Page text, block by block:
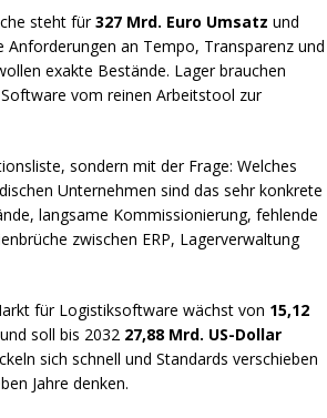
steht für327 Mrd. Euro Umsatz und
Anforderungen an Tempo, Transparenz und
exakte Bestände. Lager brauchen
vom reinen Arbeitstool zur
sondern mit der Frage: Welches
Unternehmen sind das sehr konkrete
langsame Kommissionierung, fehlende
zwischen ERP, Lagerverwaltung
für Logistiksoftware wächst von 15,12
und soll bis 2032 27,88 Mrd. US-Dollar
sich schnell und Standards verschieben
Jahre denken.